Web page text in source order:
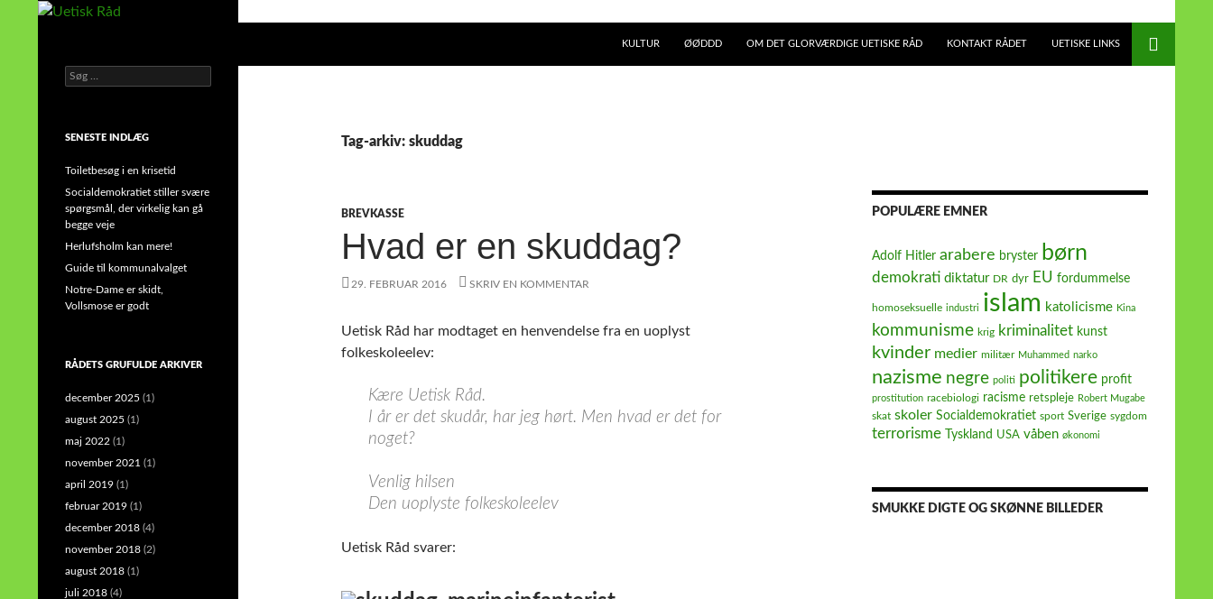
KULTUR ØØDDD OM DET GLORVÆRDIGE UETISKE RÅD KONTAKT RÅDET UETISKE LINKS
Tag-arkiv: skuddag
BREVKASSE
Hvad er en skuddag?
29. FEBRUAR 2016 SKRIV EN KOMMENTAR
Uetisk Råd har modtaget en henvendelse fra en uoplyst
folkeskoleelev:
Kære Uetisk Råd.
I år er det skudår, har jeg hørt. Men hvad er det for
noget?
Venlig hilsen
Den uoplyste folkeskoleelev
Uetisk Råd svarer:
POPULÆRE EMNER
Adolf Hitler arabere bryster børn
demokrati diktatur DR dyr EU fordummelse
homoseksuelle industri islam katolicisme Kina
kommunisme krig kriminalitet kunst
kvinder medier militær Muhammed narko
nazisme negre politi politikere profit
prostitution racebiologi racisme retspleje Robert Mugabe
skat skoler Socialdemokratiet sport Sverige sygdom
terrorisme Tyskland USA våben økonomi
SMUKKE DIGTE OG SKØNNE BILLEDER
din stemme i et sygt, sygt samfund!
Søg
efter:
SENESTE INDLÆG
Toiletbesøg i en krisetid
Socialdemokratiet stiller svære
spørgsmål, der virkelig kan gå
begge veje
Herlufsholm kan mere!
Guide til kommunalvalget
Notre-Dame er skidt,
Vollsmose er godt
RÅDETS GRUFULDE ARKIVER
december 2025 (1)
august 2025 (1)
maj 2022 (1)
november 2021 (1)
april 2019 (1)
februar 2019 (1)
december 2018 (4)
november 2018 (2)
august 2018 (1)
juli 2018 (4)